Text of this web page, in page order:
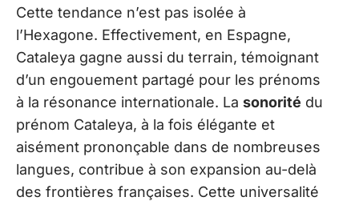
Cette tendance n’est pas isolée à
l’Hexagone. Effectivement, en Espagne,
Cataleya gagne aussi du terrain, témoignant
d’un engouement partagé pour les prénoms
à la résonance internationale. La sonorité du
prénom Cataleya, à la fois élégante et
aisément prononçable dans de nombreuses
langues, contribue à son expansion au-delà
des frontières françaises. Cette universalité